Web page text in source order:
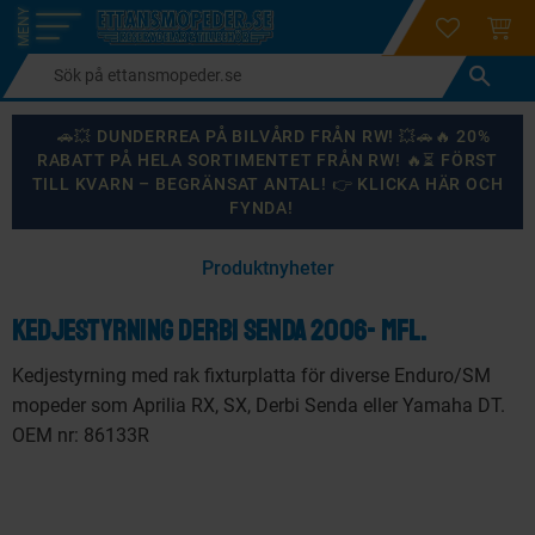
Meny
login
🚗💥 DUNDERREA PÅ BILVÅRD FRÅN RW! 💥🚗🔥 20%
RABATT PÅ HELA SORTIMENTET FRÅN RW! 🔥⏳ FÖRST
TILL KVARN – BEGRÄNSAT ANTAL! 👉 KLICKA HÄR OCH
FYNDA!
KANSKE NÅGON AV DESSA PRODUKTER KAN INTRESSERA
DIG?
Produktnyheter
Kedjestyrning Derbi Senda 2006- mfl.
Kedjestyrning med rak fixturplatta för diverse Enduro/SM
mopeder som Aprilia RX, SX, Derbi Senda eller Yamaha DT.
OEM nr: 86133R